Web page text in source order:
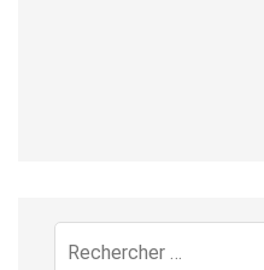
Recherche